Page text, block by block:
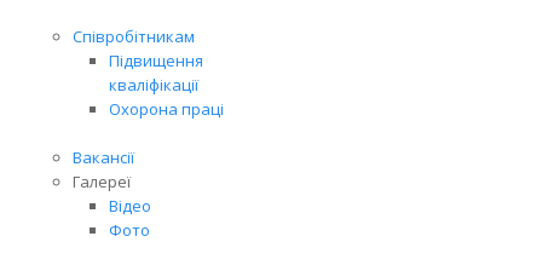
Співробітникам
Підвищення
кваліфікації
Охорона праці
Вакансії
Галереї
Відео
Фото